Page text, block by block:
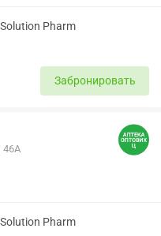
Pharm
Забронировать
46А
Pharm